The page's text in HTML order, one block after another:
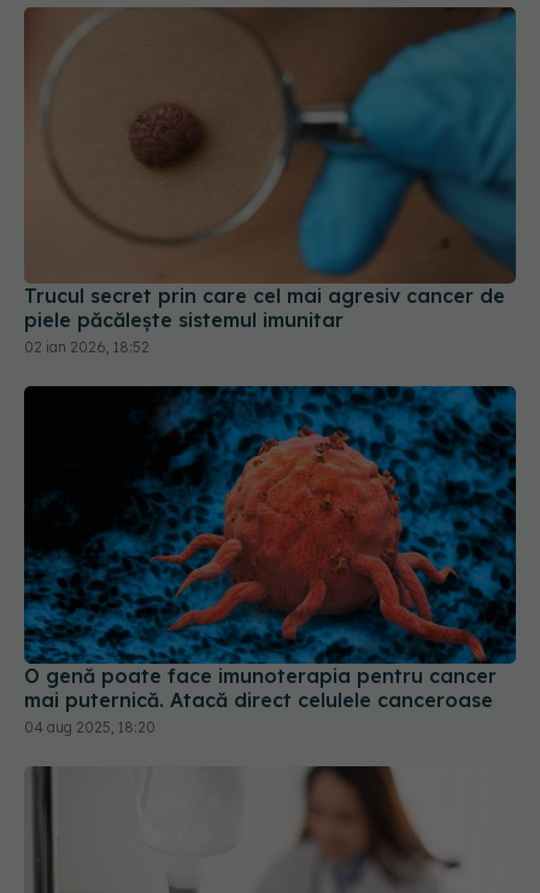
Trucul secret prin care cel mai agresiv cancer de
piele păcălește sistemul imunitar
02 ian 2026, 18:52
O genă poate face imunoterapia pentru cancer
mai puternică. Atacă direct celulele canceroase
04 aug 2025, 18:20